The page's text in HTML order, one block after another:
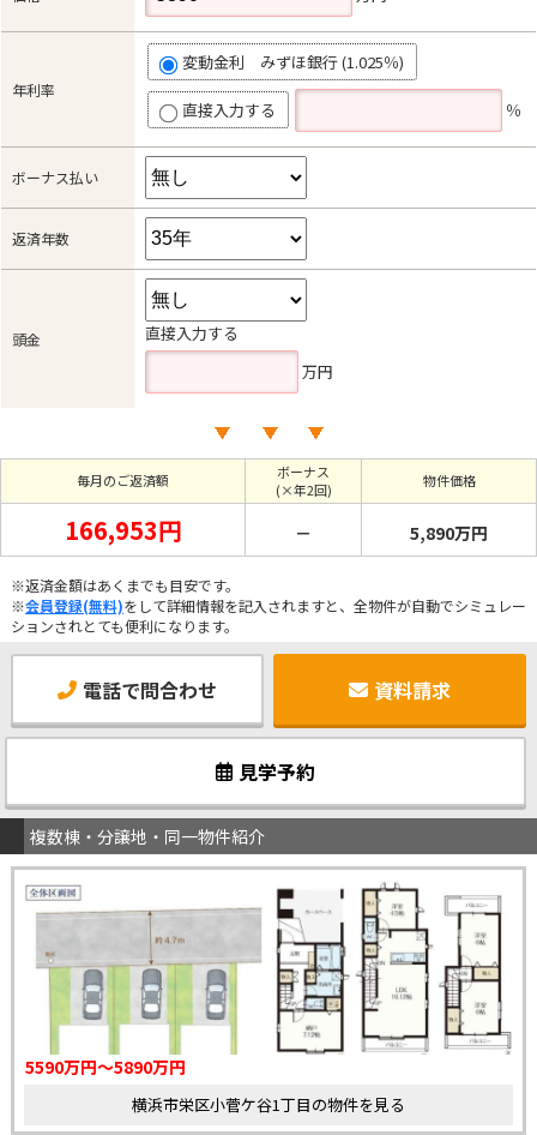
年利率
変動金利 みずほ銀行 (1.025％)
直接入力する ％
ボーナス払い
返済年数
頭金
直接入力する
万円
毎月のご返済額
ボーナス
(×年2回)
物件価格
166,953円 － 5,890万円
※返済金額はあくまでも目安です。
※会員登録(無料)をして詳細情報を記入されますと、全物件が自動でシミュレー
ションされとても便利になります。
電話で問合わせ 資料請求
見学予約
複数棟・分譲地・同一物件紹介
5590万円～5890万円
横浜市栄区小菅ケ谷1丁目の物件を見る